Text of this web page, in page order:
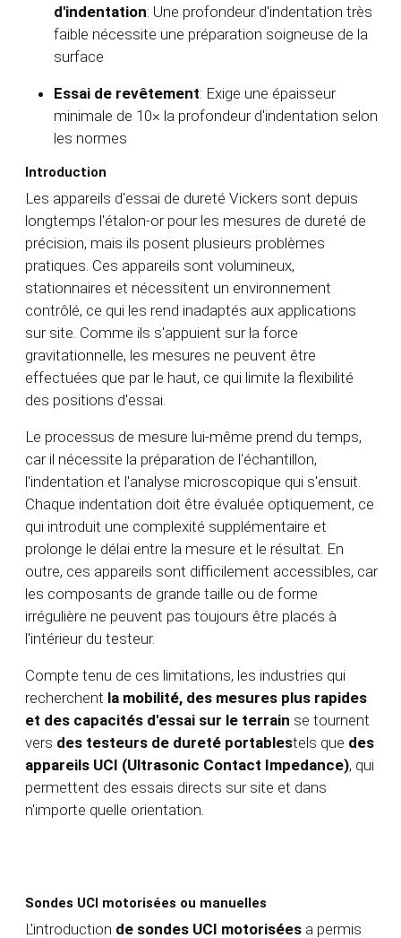
d'indentation: Une profondeur d'indentation très
faible nécessite une préparation soigneuse de la
surface
Essai de revêtement: Exige une épaisseur
minimale de 10× la profondeur d'indentation selon
les normes
Introduction
Les appareils d'essai de dureté Vickers sont depuis
longtemps l'étalon-or pour les mesures de dureté de
précision, mais ils posent plusieurs problèmes
pratiques. Ces appareils sont volumineux,
stationnaires et nécessitent un environnement
contrôlé, ce qui les rend inadaptés aux applications
sur site. Comme ils s'appuient sur la force
gravitationnelle, les mesures ne peuvent être
effectuées que par le haut, ce qui limite la flexibilité
des positions d'essai.
Le processus de mesure lui-même prend du temps,
car il nécessite la préparation de l'échantillon,
l'indentation et l'analyse microscopique qui s'ensuit.
Chaque indentation doit être évaluée optiquement, ce
qui introduit une complexité supplémentaire et
prolonge le délai entre la mesure et le résultat. En
outre, ces appareils sont difficilement accessibles, car
les composants de grande taille ou de forme
irrégulière ne peuvent pas toujours être placés à
l'intérieur du testeur.
Compte tenu de ces limitations, les industries qui
recherchent la mobilité, des mesures plus rapides
et des capacités d'essai sur le terrain se tournent
vers des testeurs de dureté portablestels que des
appareils UCI (Ultrasonic Contact Impedance), qui
permettent des essais directs sur site et dans
n'importe quelle orientation.
Sondes UCI motorisées ou manuelles
L'introduction de sondes UCI motorisées a permis